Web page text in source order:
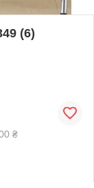
(6)
₴